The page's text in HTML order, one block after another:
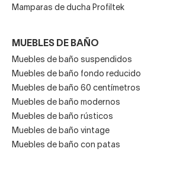
Mamparas de ducha Profiltek
MUEBLES DE BAÑO
Muebles de baño suspendidos
Muebles de baño fondo reducido
Muebles de baño 60 centímetros
Muebles de baño modernos
Muebles de baño rústicos
Muebles de baño vintage
Muebles de baño con patas